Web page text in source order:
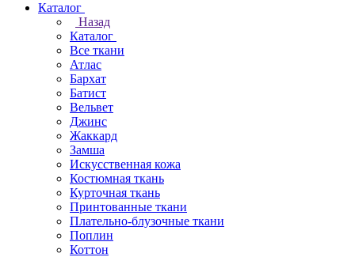
Каталог
Назад
Каталог
Все ткани
Атлас
Бархат
Батист
Вельвет
Джинс
Жаккард
Замша
Искусственная кожа
Костюмная ткань
Курточная ткань
Принтованные ткани
Плательно-блузочные ткани
Поплин
Коттон